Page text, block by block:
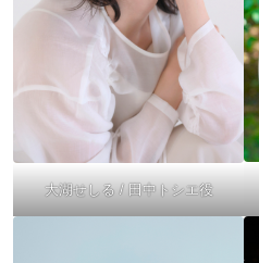
大湖せしる / 田中トシエ役